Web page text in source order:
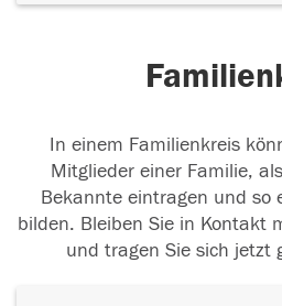
In einem Familienkreis
Mitglieder einer Familie,
Bekannte eintragen und so
bilden. Bleiben Sie in Kontakt
und tragen Sie sich jetzt